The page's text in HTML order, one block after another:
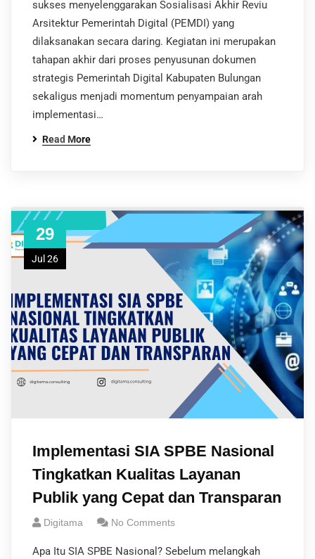
sukses menyelenggarakan Sosialisasi Akhir Reviu
Arsitektur Pemerintah Digital (PEMDI) yang
dilaksanakan secara daring. Kegiatan ini merupakan
tahapan akhir dari proses penyusunan dokumen
strategis Pemerintah Digital Kabupaten Bulungan
sekaligus menjadi momentum penyampaian arah
implementasi…
Read More
29
Jul 26
Implementasi SIA SPBE Nasional
Tingkatkan Kualitas Layanan
Publik yang Cepat dan Transparan
Digitama No Comments
Apa Itu SIA SPBE Nasional? Sebelum melangkah